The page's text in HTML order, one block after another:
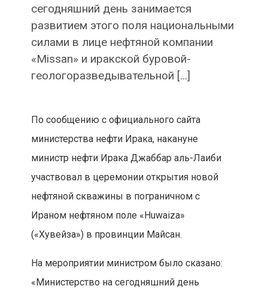
сегодняшний день занимается
развитием этого поля национальными
силами в лице нефтяной компании
«Missan» и иракской буровой-
геологоразведывательной […]
По сообщению с официального сайта
министерства нефти Ирака, накануне
министр нефти Ирака Джаббар аль-Лаиби
участвовал в церемонии открытия новой
нефтяной скважины в пограничном с
Ираном нефтяном поле «Huwaiza»
(«Хувейза») в провинции Майсан.
На мероприятии министром было сказано:
«Министерство на сегодняшний день